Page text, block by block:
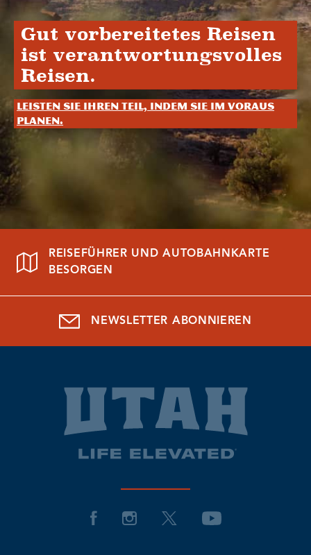
Gut vorbereitetes Reisen
ist verantwortungsvolles
Reisen.
Leisten Sie Ihren Teil, indem Sie im Voraus
planen.
REISEFÜHRER UND AUTOBAHNKARTE
BESORGEN
NEWSLETTER ABONNIEREN